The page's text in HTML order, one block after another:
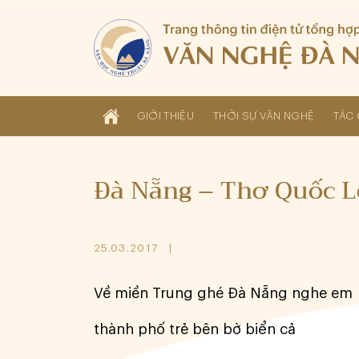
GIỚI THIỆU THỜI SỰ VĂN NGHỆ TÁC
Đà Nẵng – Thơ Quốc
25.03.2017
Về miền Trung ghé Đà Nẵng nghe em
thành phố trẻ bên bờ biển cả